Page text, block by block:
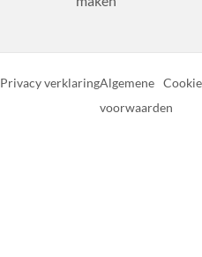
Privacy verklaringAlgemene
voorwaarden